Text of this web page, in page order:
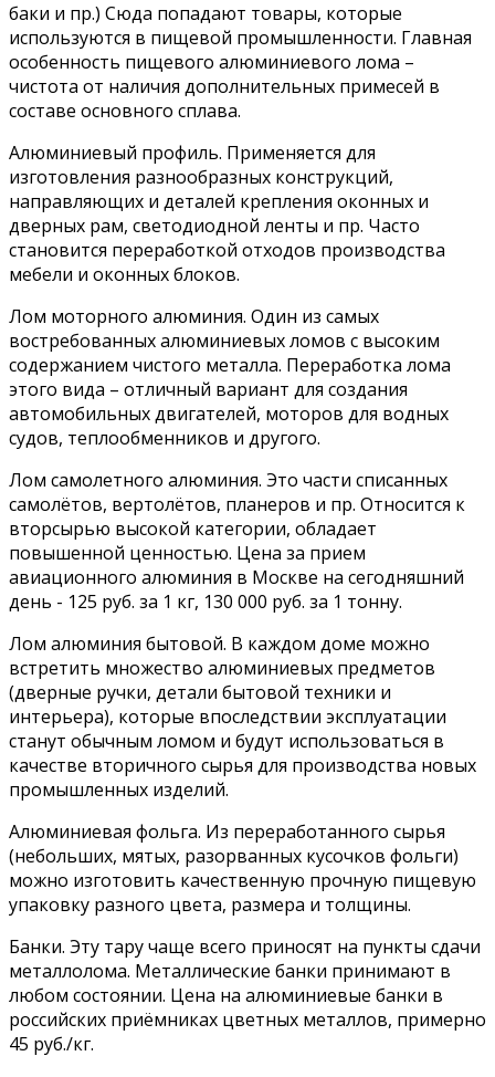
баки и пр.) Сюда попадают товары, которые
используются в пищевой промышленности. Главная
особенность пищевого алюминиевого лома –
чистота от наличия дополнительных примесей в
составе основного сплава.
Алюминиевый профиль. Применяется для
изготовления разнообразных конструкций,
направляющих и деталей крепления оконных и
дверных рам, светодиодной ленты и пр. Часто
становится переработкой отходов производства
мебели и оконных блоков.
Лом моторного алюминия. Один из самых
востребованных алюминиевых ломов с высоким
содержанием чистого металла. Переработка лома
этого вида – отличный вариант для создания
автомобильных двигателей, моторов для водных
судов, теплообменников и другого.
Лом самолетного алюминия. Это части списанных
самолётов, вертолётов, планеров и пр. Относится к
вторсырью высокой категории, обладает
повышенной ценностью. Цена за прием
авиационного алюминия в Москве на сегодняшний
день - 125 руб. за 1 кг, 130 000 руб. за 1 тонну.
Лом алюминия бытовой. В каждом доме можно
встретить множество алюминиевых предметов
(дверные ручки, детали бытовой техники и
интерьера), которые впоследствии эксплуатации
станут обычным ломом и будут использоваться в
качестве вторичного сырья для производства новых
промышленных изделий.
Алюминиевая фольга. Из переработанного сырья
(небольших, мятых, разорванных кусочков фольги)
можно изготовить качественную прочную пищевую
упаковку разного цвета, размера и толщины.
Банки. Эту тару чаще всего приносят на пункты сдачи
металлолома. Металлические банки принимают в
любом состоянии. Цена на алюминиевые банки в
российских приёмниках цветных металлов, примерно
45 руб./кг.